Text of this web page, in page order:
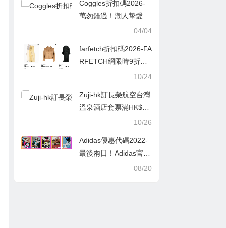
卡優惠碼
Coggles折扣碼2026-
萬勿錯過！潮人摯愛KE
NZO 精選款式限時65
香港售價46折！
04/04
farfetch折扣碼2026-FA
RFETCH網限時9折，
抵買名牌衫款推介！10/24
Zuji-hk訂長榮航空台灣
溫泉酒店套票滿HK$3,
000即減HK$400優惠
10/26
Adidas優惠代碼2022-
最後兩日！Adidas官網
低至5折+額外5折！08/20